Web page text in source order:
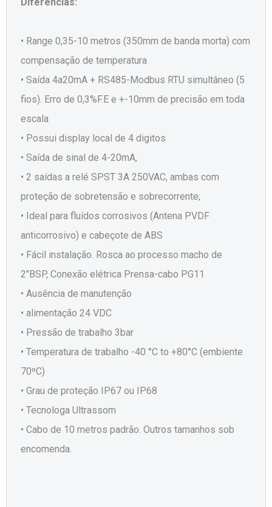
• Range 0,35-10 metros (350mm de banda morta) com
compensação de temperatura
• Saída 4a20mA + RS485-Modbus RTU simultâneo (5
fios). Erro de 0,3%F.E e +-10mm de precisão em toda
escala
• Possui display local de 4 digitos
• Saída de sinal de 4-20mA,
• 2 saídas a relé SPST 3A 250VAC, ambas com
proteção de sobretensão e sobrecorrente;
• Ideal para fluídos corrosivos (Antena PVDF
anticorrosivo) e cabeçote de ABS
• Fácil instalação. Rosca ao processo macho de
2"BSP, Conexão elétrica Prensa-cabo PG11
• Ausência de manutenção
• alimentação 24 VDC
• Pressão de trabalho 3bar
• Temperatura de trabalho -40 °C to +80°C (embiente
70ºC)
• Grau de proteção IP67 ou IP68
• Tecnologa Ultrassom
• Cabo de 10 metros padrão. Outros tamanhos sob
encomenda.